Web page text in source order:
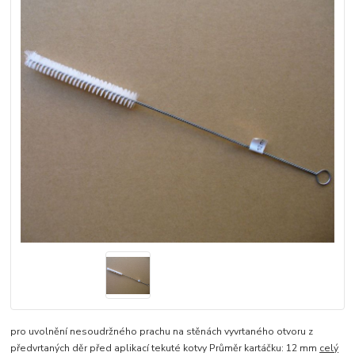
pro uvolnění nesoudržného prachu na stěnách vyvrtaného otvoru z
předvrtaných děr před aplikací tekuté kotvy Průměr kartáčku: 12 mm celý